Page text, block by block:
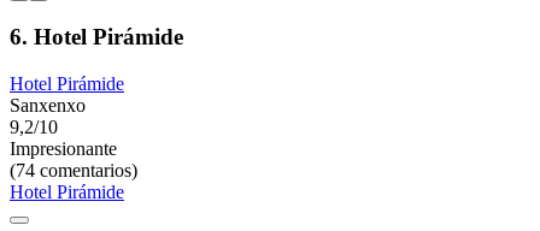
6. Hotel Pirámide
Hotel Pirámide
Sanxenxo
9,2/10
Impresionante
(74 comentarios)
Hotel Pirámide